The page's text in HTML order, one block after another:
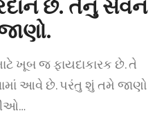
છે. તેનું સેવન
ખૂબ જ ફાયદાકારક છે. તે
આવે છે. પરંતુ શું તમે જાણો